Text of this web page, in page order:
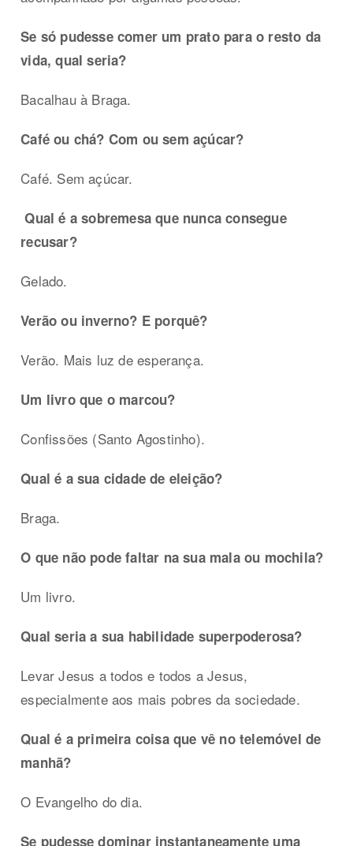
Se só pudesse comer um prato para o resto da
vida, qual seria?
Bacalhau à Braga.
Café ou chá? Com ou sem açúcar?
Café. Sem açúcar.
Qual é a sobremesa que nunca consegue
recusar?
Gelado.
Verão ou inverno? E porquê?
Verão. Mais luz de esperança.
Um livro que o marcou?
Confissões (Santo Agostinho).
Qual é a sua cidade de eleição?
Braga.
O que não pode faltar na sua mala ou mochila?
Um livro.
Qual seria a sua habilidade superpoderosa?
Levar Jesus a todos e todos a Jesus,
especialmente aos mais pobres da sociedade.
Qual é a primeira coisa que vê no telemóvel de
manhã?
O Evangelho do dia.
Se pudesse dominar instantaneamente uma